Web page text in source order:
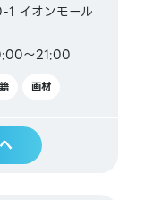
イオンモール
～21:00
画材